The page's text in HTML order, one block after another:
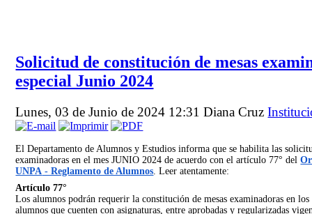
Solicitud de constitución de mesas
especial Junio 2024
Lunes, 03 de Junio de 2024 12:31Diana Cruz
El Departamento de Alumnos y Estudios informa que se habilita las
examinadoras en el mes JUNIO 2024 de acuerdo con el artículo 77° del
UNPA - Reglamento de Alumnos . Leer atentamente:
Artículo 77°
Los alumnos podrán requerir la constitución de mesas examinadoras en
alumnos que cuenten con asignaturas, entre aprobadas y regularizadas